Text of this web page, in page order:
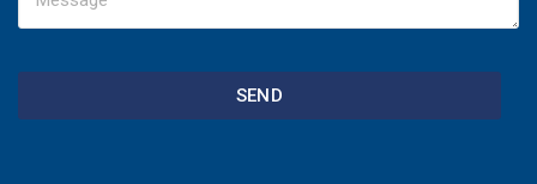
SEND